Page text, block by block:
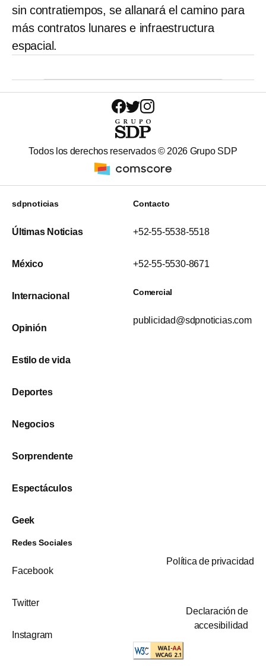
sin contratiempos, se allanará el camino para
más contratos lunares e infraestructura
espacial.
Todos los derechos reservados © 2026 Grupo SDP
sdpnoticias
Últimas Noticias
México
Internacional
Opinión
Estilo de vida
Deportes
Negocios
Sorprendente
Espectáculos
Geek
Contacto
+52-55-5538-5518
+52-55-5530-8671
Comercial
publicidad@sdpnoticias.com
Redes Sociales
Facebook
Twitter
Instagram
Política de privacidad
Declaración de
accesibilidad